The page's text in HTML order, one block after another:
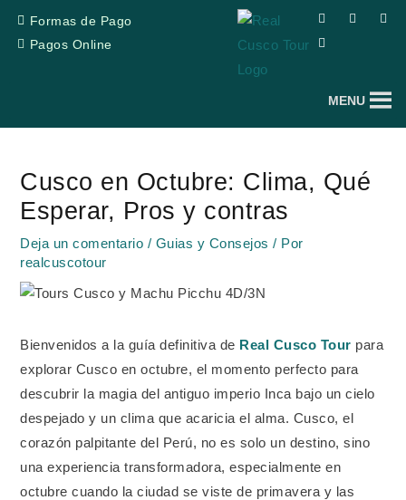
Formas de Pago
Pagos Online
F
a
c
Y
o
I
n
r
a
T
r
i
o
MENU
Cusco en Octubre: Clima, Qué
Esperar, Pros y contras
Deja un comentario / Guias y Consejos / Por
realcuscotour
Bienvenidos a la guía definitiva de Real Cusco Tour para
explorar Cusco en octubre, el momento perfecto para
descubrir la magia del antiguo imperio Inca bajo un cielo
despejado y un clima que acaricia el alma. Cusco, el
corazón palpitante del Perú, no es solo un destino, sino
una experiencia transformadora, especialmente en
octubre cuando la ciudad se viste de primavera y las
entradas